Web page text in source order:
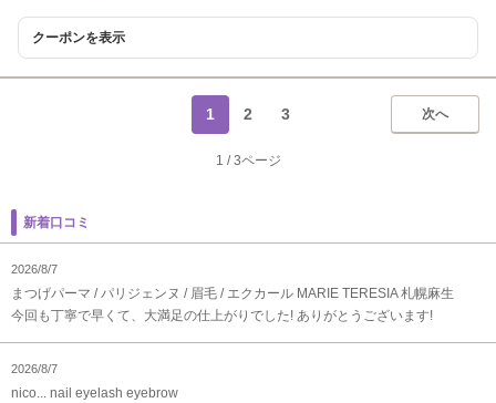
クーポンを表示
次へ
1 2 3
1 / 3ページ
新着口コミ
2026/8/7
まつげパーマ / パリジェンヌ / 眉毛 / エクカール MARIE TERESIA 札幌麻生
今回も丁寧で早くて、大満足の仕上がりでした! ありがとうございます!
2026/8/7
nico... nail eyelash eyebrow